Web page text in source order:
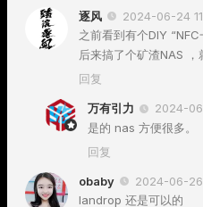
逐风
2024-06-24
之前看到有个DIY “NFC
后来搞了个矿渣NAS ，
回复
万有引力
2024-
是的 nas 方便很多。
回复
obaby
2024-06-26
landrop 还是可以的